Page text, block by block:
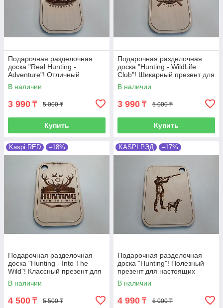
Подарочная разделочная
доска "Real Hunting -
Adventure"! Отличный
презент для настоящих
мужчин.
В наличии
3 990 ₸ 5 000 ₸
Купить
Подарочная разделочная
доска "Hunting - WildLife
Club"! Шикарный презент для
настоящих мужчин.
В наличии
3 990 ₸ 5 000 ₸
Купить
Kaspi RED –18%
Подарочная разделочная
доска "Hunting - Into The
Wild"! Классный презент для
настоящих мужчин.
В наличии
4 500 ₸ 5 500 ₸
KASPI РЭД –17%
Подарочная разделочная
доска "Hunting"! Полезный
презент для настоящих
мужчин.
В наличии
4 990 ₸ 6 000 ₸